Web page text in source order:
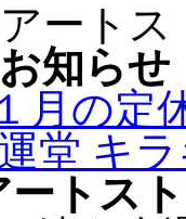
ートス
知らせ
月の定
堂 キ
トス